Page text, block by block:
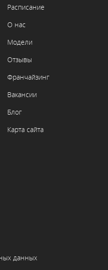
Расписание
О нас
Модели
Отзывы
Франчайзинг
Вакансии
Блог
Карта сайта
данных